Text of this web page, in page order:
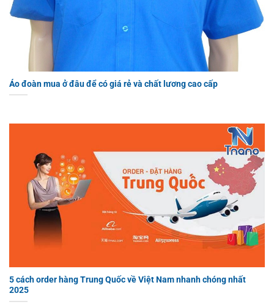
Áo đoàn mua ở đâu để có giá rẻ và chất lương cao cấp
5 cách order hàng Trung Quốc về Việt Nam nhanh chóng nhất
2025